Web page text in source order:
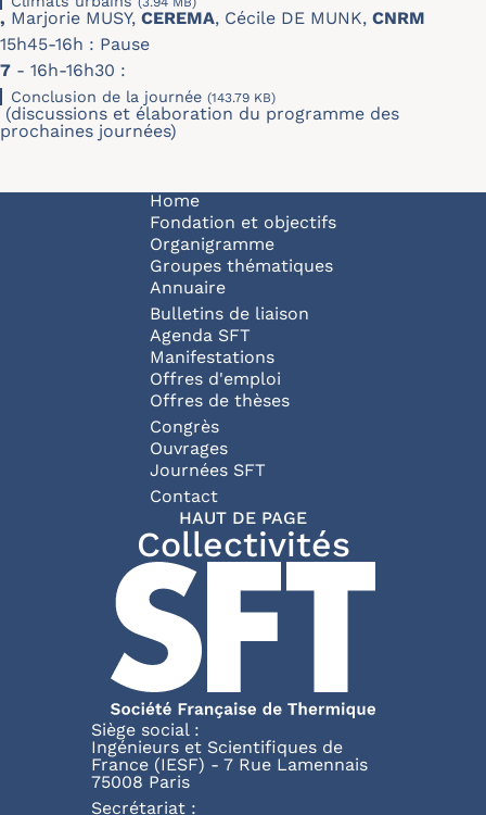
, Marjorie MUSY, CEREMA, Cécile DE MUNK, CNRM
15h45-16h : Pause
7 - 16h-16h30 :
Conclusion de la journée (143.79 KB)
(discussions et élaboration du programme des
prochaines journées)
Navigation principale
Home
Fondation et objectifs
Organigramme
Groupes thématiques
Annuaire
Bulletins de liaison
Agenda SFT
Manifestations
Offres d'emploi
Offres de thèses
Congrès
Ouvrages
Journées SFT
Pied de page
Contact
HAUT DE PAGE
Collectivités
Siège social :
Ingénieurs et Scientifiques de
France (IESF) - 7 Rue Lamennais
75008 Paris
Secrétariat :